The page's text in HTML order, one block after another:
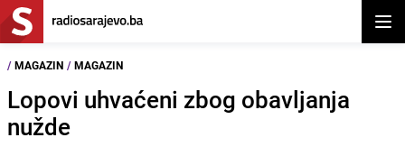
/ MAGAZIN / MAGAZIN
Lopovi uhvaćeni zbog obavljanja
nužde